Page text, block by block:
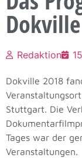
Redaktion
Dokville 2018
Stuttgart. Die
Tages war der
Veranstaltungen.